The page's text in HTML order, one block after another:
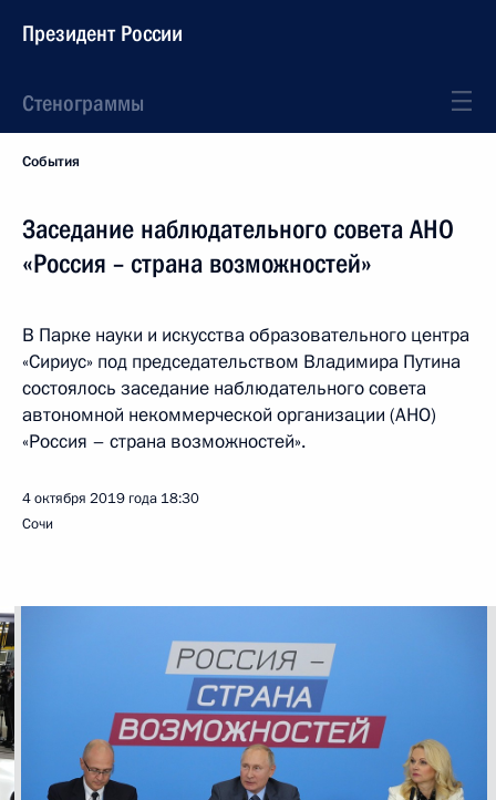
Президент России
Стенограммы
События
Заседание наблюдательного совета АНО
«Россия – страна возможностей»
В Парке науки и искусства образовательного центра
«Сириус» под председательством Владимира Путина
состоялось заседание наблюдательного совета
автономной некоммерческой организации (АНО)
«Россия – страна возможностей».
4 октября 2019 года 18:30
Сочи